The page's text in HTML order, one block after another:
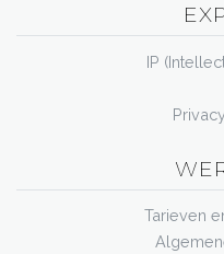
IP
Tarieven